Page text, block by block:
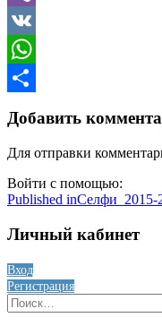
Viber
VK
WhatsApp
Добавить
Для отправки
Войти с помощью:
Навигация
по
Published inСелфи_2015-
Личный кабинет
Вход
Регистрация
Найти: